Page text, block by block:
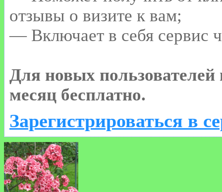
отзывы о визите к вам;
— Включает в себя сервис
Для новых
месяц бесплатно.
Зарегистрироваться в